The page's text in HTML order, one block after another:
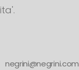
negrini@negrini.com